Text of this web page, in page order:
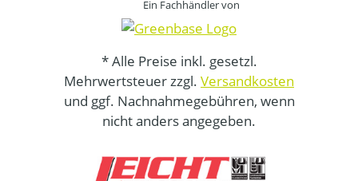
Ein Fachhändler von
* Alle Preise inkl. gesetzl.
Mehrwertsteuer zzgl. Versandkosten
und ggf. Nachnahmegebühren, wenn
nicht anders angegeben.